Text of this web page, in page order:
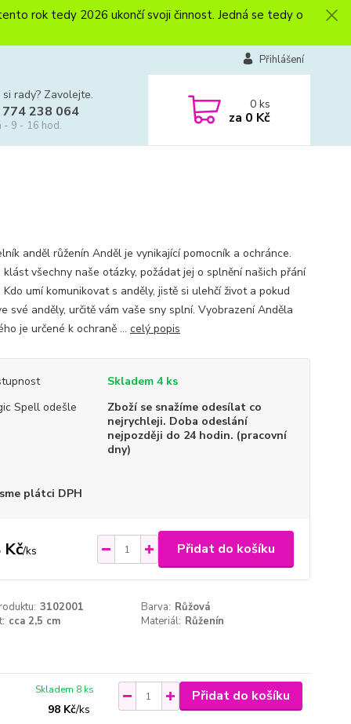
rok tedy 2026 ukončí svoji činnost. Jedná se tedy o
Přihlášení
rady? Zavolejte.
238 064
- 9 - 16 hod.
0ks
za 0 Kč
anděl růženín Anděl je vynikající pomocník a ochránce.
klást všechny naše otázky, požádat jej o splnění našich přání
Kdo umí komunikovat s anděly, jistě si ulehčí život a pokud
své anděly, určitě vám vaše sny splní. Vyobrazení Anděla
je určené k ochraně ... celý popis
Skladem 4 ks
Spell odešle
Zboží se snažíme odesílat co
nejrychleji. Doba odeslání
nejpozději do 24 hodin. (pracovní
dny)
plátci DPH
Kč/ks Přidat do košíku
3102001 Barva: Růžová
cca 2,5 cm Materiál: Růženín
98 Kč/ks
Skladem 8 ks Přidat do košíku